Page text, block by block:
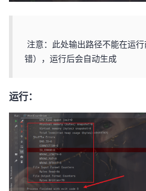
注意：此处输出路径不能在运
错），运行后会自动生成
运行：